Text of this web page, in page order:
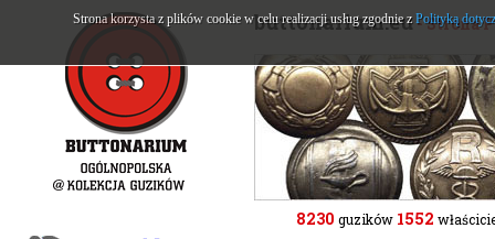
buttonarium.eu- Strona
8230 guzików 1552
Strona korzysta z plików cookie w celu realizacji usług zgodnie z Polityką